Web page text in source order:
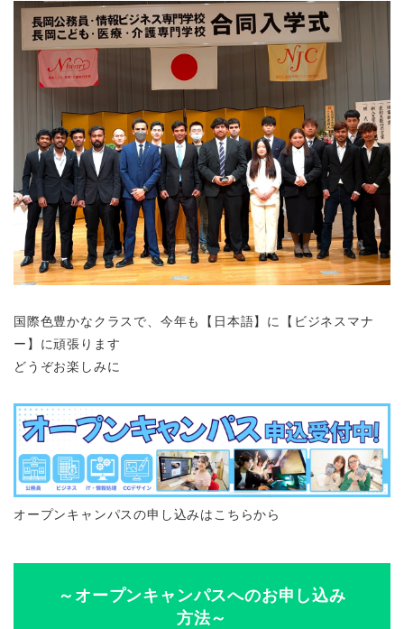
国際色豊かなクラスで、今年も【日本語】に【ビジネスマナ
ー】に頑張ります
どうぞお楽しみに
オープンキャンパスの申し込みはこちらから
～オープンキャンパスへのお申し込み
方法～